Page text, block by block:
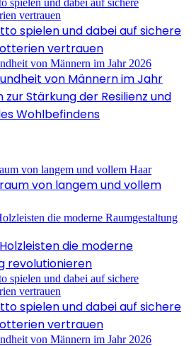
spielen und dabei auf sichere
vertrauen
von Männern im Jahr
zur Stärkung der Resilienz und
Wohlbefindens
von langem und vollem
die moderne
revolutionieren
spielen und dabei auf sichere
vertrauen